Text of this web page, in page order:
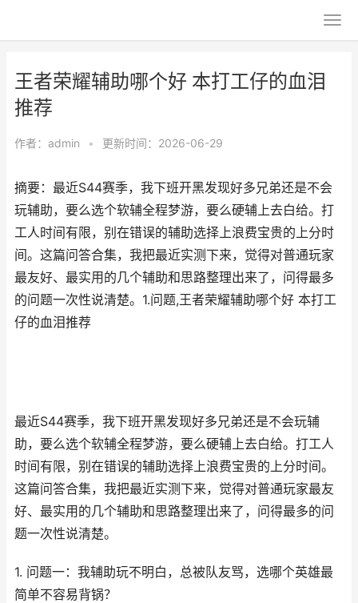
王者荣耀辅助哪个好 本打工仔的血泪
推荐
作者： admin • 更新时间：2026-06-29
摘要：最近S44赛季，我下班开黑发现好多兄弟还是不会
玩辅助，要么选个软辅全程梦游，要么硬辅上去白给。打
工人时间有限，别在错误的辅助选择上浪费宝贵的上分时
间。这篇问答合集，我把最近实测下来，觉得对普通玩家
最友好、最实用的几个辅助和思路整理出来了，问得最多
的问题一次性说清楚。1.问题,王者荣耀辅助哪个好 本打工
仔的血泪推荐
最近S44赛季，我下班开黑发现好多兄弟还是不会玩辅
助，要么选个软辅全程梦游，要么硬辅上去白给。打工人
时间有限，别在错误的辅助选择上浪费宝贵的上分时间。
这篇问答合集，我把最近实测下来，觉得对普通玩家最友
好、最实用的几个辅助和思路整理出来了，问得最多的问
题一次性说清楚。
1. 问题一：我辅助玩不明白，总被队友骂，选哪个英雄最
简单不容易背锅？